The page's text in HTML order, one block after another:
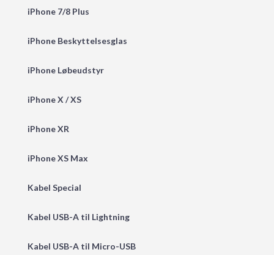
iPhone 7/8 Plus
iPhone Beskyttelsesglas
iPhone Løbeudstyr
iPhone X / XS
iPhone XR
iPhone XS Max
Kabel Special
Kabel USB-A til Lightning
Kabel USB-A til Micro-USB